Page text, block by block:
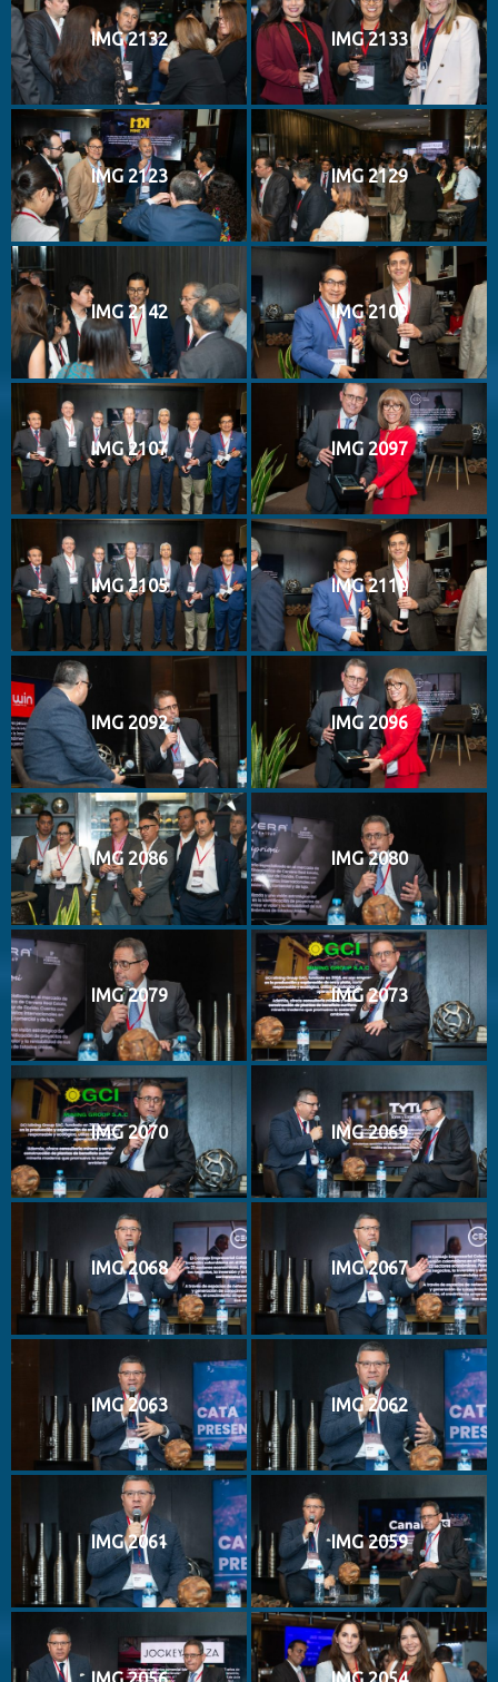
IMG 2132 IMG 2133
IMG 2123 IMG 2129
IMG 2142 IMG 2109
IMG 2107 IMG 2097
IMG 2105 IMG 2110
IMG 2092 IMG 2096
IMG 2086 IMG 2080
IMG 2079 IMG 2073
IMG 2070 IMG 2069
IMG 2068 IMG 2067
IMG 2063 IMG 2062
IMG 2061 IMG 2059